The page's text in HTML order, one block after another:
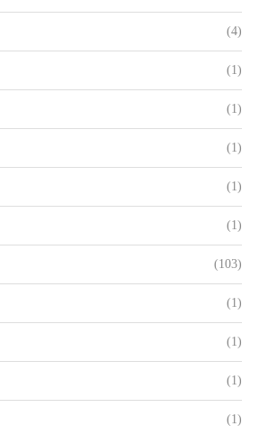
(4)
(1)
(1)
(1)
(1)
(1)
(103)
(1)
(1)
(1)
(1)